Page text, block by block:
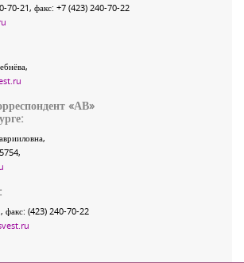
70-21, факс: +7 (423) 240-70-22
«АВ»
факс: (423) 240-70-22